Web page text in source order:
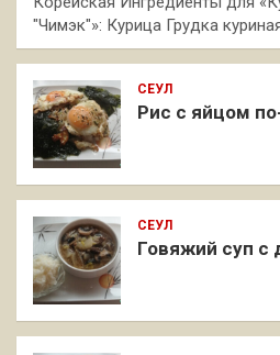
"Чимэк"»: Курица Грудка
СЕУЛ
Рис с яйцом
СЕУЛ
Говяжий суп с